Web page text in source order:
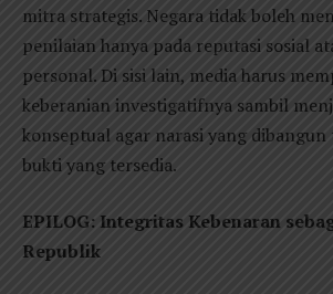
mitra strategis. Negara tidak boleh
penilaian hanya pada reputasi sosial
personal. Di sisi lain, media harus
keberanian investigatifnya sambil
konseptual agar narasi yang
bukti yang tersedia.
EPILOG: Integritas Kebenaran
Republik